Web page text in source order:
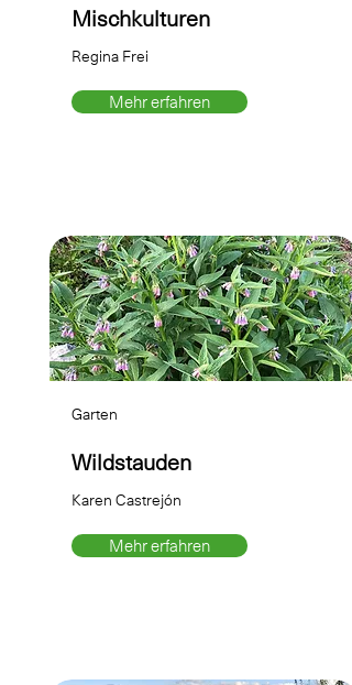
Mischkulturen
Regina Frei
Mehr erfahren
Garten
Wildstauden
Karen Castrejón
Mehr erfahren